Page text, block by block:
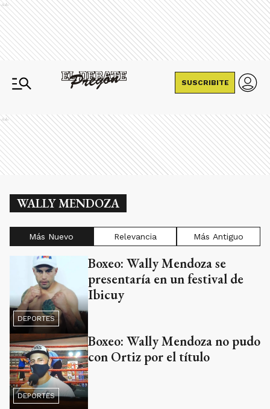
Ads
SUSCRIBITE
Ads
WALLY MENDOZA
Más Nuevo Relevancia Más Antiguo
DEPORTES
Boxeo: Wally Mendoza se
presentaría en un festival de
Ibicuy
DEPORTES
Boxeo: Wally Mendoza no pudo
con Ortiz por el título